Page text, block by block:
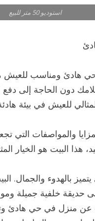
استوديو 50 متر للبيع
هادئ ومناسب للعيش
دون الحاجة إلى
للعيش في بيئة
والمواصفات التي
هذا البيت هو الخيار
بالهدوء
حديقة خلفية جميلة
منزل في حي هادئ